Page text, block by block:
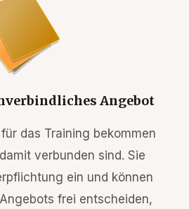
Angebot
das Training bekommen
verbunden sind. Sie
ein und können
frei entscheiden,